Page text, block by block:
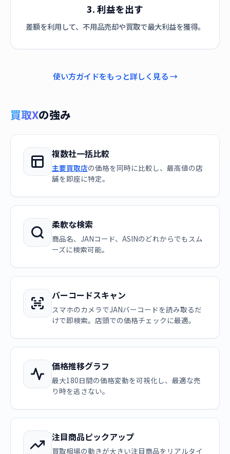
3. 利益を出す
差額を利用して、不用品売却や買取で最大利益を獲得。
使い方ガイドをもっと詳しく見る →
買取Xの強み
複数社一括比較
主要買取店の価格を同時に比較し、最高値の店
舗を即座に特定。
柔軟な検索
商品名、JANコード、ASINのどれからでもスム
ーズに検索可能。
バーコードスキャン
スマホのカメラでJANバーコードを読み取るだ
けで即検索。店頭での価格チェックに最適。
価格推移グラフ
最大180日間の価格変動を可視化し、最適な売
り時を逃さない。
注目商品ピックアップ
買取相場の動きが大きい注目商品をリアルタイ